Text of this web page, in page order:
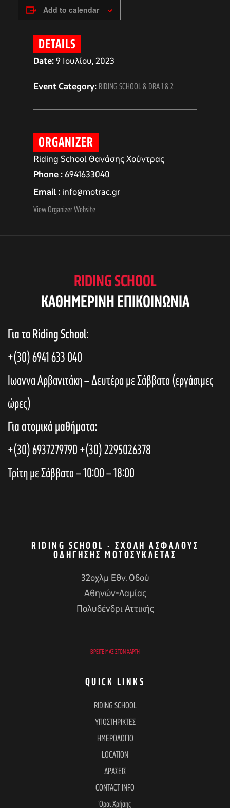
Add to calendar
DETAILS
Date:9 Ιουλίου, 2023
Event Category: RIDING SCHOOL & DRA 1 & 2
ORGANIZER
Riding School Θανάσης Χούντρας
Phone 6941633040
Email info@motrac.gr
View Organizer Website
RIDING SCHOOL
KAΘΗΜΕΡΙΝΗ ΕΠΙΚΟΙΝΩΝΙΑ
Για το Riding School:
+(30) 6941 633 040
Ιωαννα Αρβανιτάκη – Δευτέρα με Σάββατο (εργάσιμες
ώρες)
Για ατομικά μαθήματα:
+(30) 6937279790+(30) 2295026378
Τρίτη με Σάββατο – 10:00 – 18:00
RIDING SCHOOL - ΣΧΟΛΉ ΑΣΦΑΛΟΎΣ
ΟΔΉΓΗΣΗΣ ΜΟΤΟΣΥΚΛΈΤΑΣ
32οχλμ Εθν. Οδού
Αθηνών-Λαμίας
Πολυδένδρι Αττικής
ΒΡΕΊΤΕ ΜΑΣ ΣΤΟΝ ΧΆΡΤΗ
QUICK LINKS
RIDING SCHOOL
ΥΠΟΣΤΗΡΙΚΤΕΣ
ΗΜΕΡΟΛΟΓΙΟ
LOCATION
ΔΡΑΣΕΙΣ
CONTACT INFO
Όροι Χρήσης